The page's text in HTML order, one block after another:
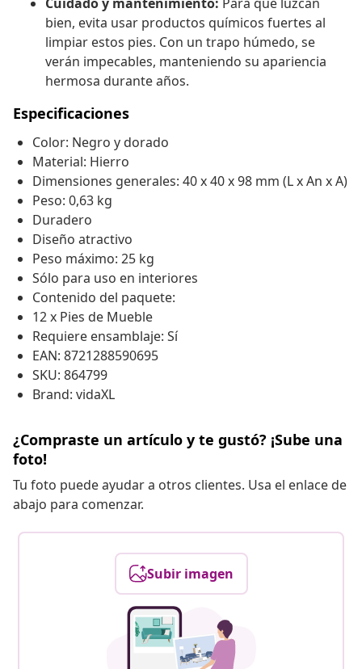
bien, evita usar productos químicos fuertes al
limpiar estos pies. Con un trapo húmedo, se
verán impecables, manteniendo su apariencia
hermosa durante años.
Especificaciones
Color: Negro y dorado
Material: Hierro
Dimensiones generales: 40 x 40 x 98 mm (L x An x A)
Peso: 0,63 kg
Duradero
Diseño atractivo
Peso máximo: 25 kg
Sólo para uso en interiores
Contenido del paquete:
12 x Pies de Mueble
Requiere ensamblaje: Sí
EAN: 8721288590695
SKU: 864799
Brand: vidaXL
¿Compraste un artículo y te gustó? ¡Sube una
foto!
Tu foto puede ayudar a otros clientes. Usa el enlace de
abajo para comenzar.
Subir imagen